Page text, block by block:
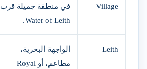
Village
في منطقة جميلة قرب
Water of Leith.
Leith
الواجهة البحرية،
مطاعم، أو Royal